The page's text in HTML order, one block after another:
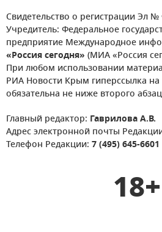
Свидетельство о регистрации Эл
Учредитель: Федеральное
предприятие Международное
«Россия сегодня» (МИА «Россия
При любом использовании
РИА Новости Крым гиперссылка
обязательна не ниже второго
Главный редактор: Гаврилова А.В.
Адрес электронной почты
Телефон Редакции: 7 (495) 645-6601
18+